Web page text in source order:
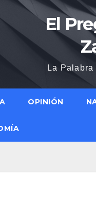
El
La Palabra
OPINIÓN